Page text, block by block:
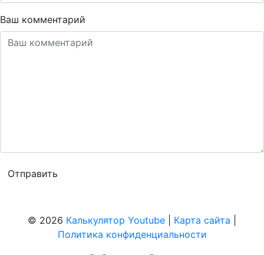
Ваш комментарий
© 2026 Калькулятор Youtube Карта сайта
Политика конфиденциальности